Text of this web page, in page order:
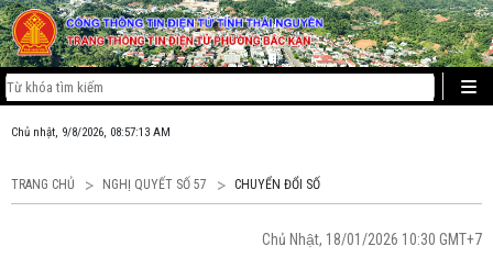
Chủ nhật, 9/8/2026, 08:57:14 AM
TRANG CHỦ NGHỊ QUYẾT SỐ 57 CHUYỂN ĐỔI SỐ
Chủ Nhật, 18/01/2026 10:30 GMT+7